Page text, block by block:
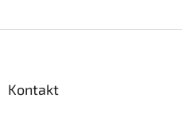
Kontakt